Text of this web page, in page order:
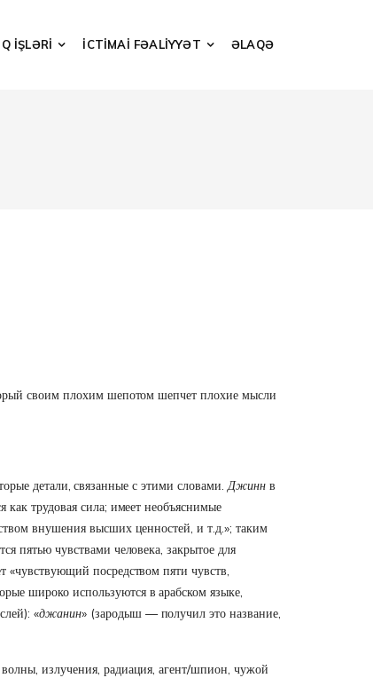
İŞLƏRİ İCTİMAİ FƏALİYYƏT ƏLAQƏ
своим плохим шепотом шепчет плохие мысли
детали, связанные с этими словами.Джиннв
как трудовая сила; имеет необъяснимые
внушения высших ценностей, и т.д.»; таким
пятью чувствами человека, закрытое для
«чувствующий посредством пяти чувств,
широко используются в арабском языке,
«джанин» (зародыш — получил это название,
излучения, радиация, агент/шпион, чужой